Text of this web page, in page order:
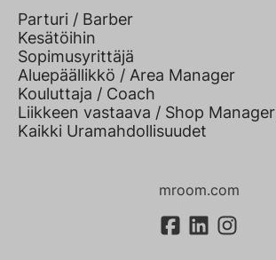
Parturi / Barber
Kesätöihin
Sopimusyrittäjä
Aluepäällikkö / Area Manager
Kouluttaja / Coach
Liikkeen vastaava / Shop Manager
Kaikki Uramahdollisuudet
mroom.com